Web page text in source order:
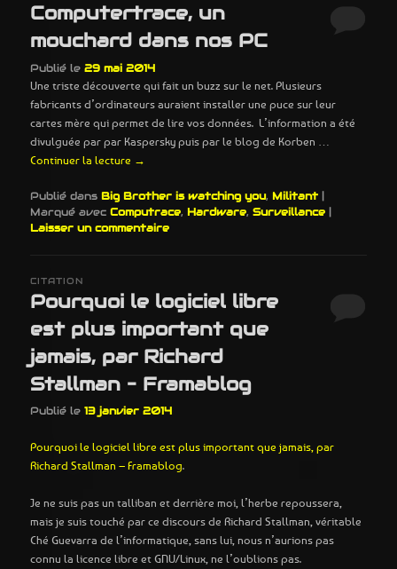
Computertrace, un
mouchard dans nos PC
Publié le29 mai 2014
Une triste découverte qui fait un buzz sur le net. Plusieurs
fabricants d’ordinateurs auraient installer une puce sur leur
cartes mère qui permet de lire vos données. L’information a été
divulguée par par Kaspersky puis par le blog de Korben …
Continuer la lecture →
Publié dans Big Brother is watching you,Militant |
Marqué avec Computrace,Hardware,Surveillance |
Laisser un commentaire
Pourquoi le logiciel libre
est plus important que
jamais, par Richard
Stallman – Framablog
CITATION
Publié le13 janvier 2014
Pourquoi le logiciel libre est plus important que jamais, par
Richard Stallman – Framablog.
Je ne suis pas un talliban et derrière moi, l’herbe repoussera,
mais je suis touché par ce discours de Richard Stallman, véritable
Ché Guevarra de l’informatique, sans lui, nous n’aurions pas
connu la licence libre et GNU/Linux, ne l’oublions pas.